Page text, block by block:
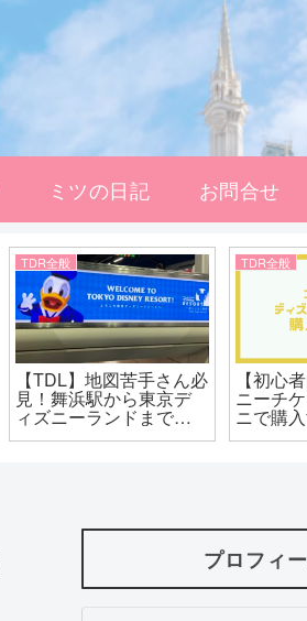
ミツの日記 お問合せ
TDR全般
【TDL】地図苦手さん必
見！舞浜駅から東京デ
ィズニーランドまでを
イメトレしよう！
TDR全般
【初心
ニーチ
ニで購
プロフィ